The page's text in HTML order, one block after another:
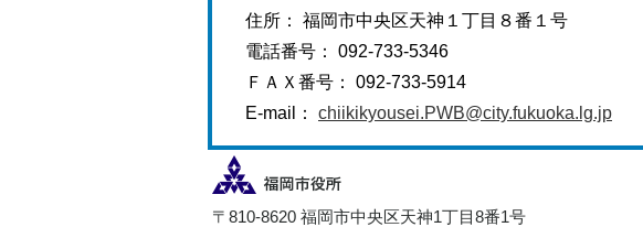
住所： 福岡市中央区天神１丁目８番１号
電話番号： 092-733-5346
ＦＡＸ番号： 092-733-5914
E-mail： chiikikyousei.PWB@city.fukuoka.lg.jp
〒810-8620 福岡市中央区天神1丁目8番1号